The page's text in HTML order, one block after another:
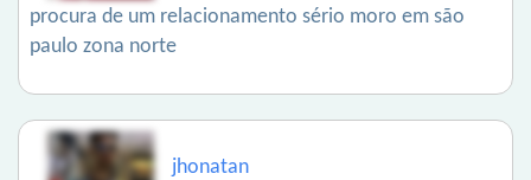
procura de um relacionamento sério moro em são
paulo zona norte
jhonatan